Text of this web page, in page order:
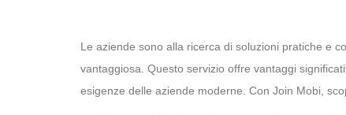
Le aziende sono alla ricerca di soluzioni pratiche e
vantaggiosa. Questo servizio offre vantaggi
esigenze delle aziende moderne. Con Join Mobi,